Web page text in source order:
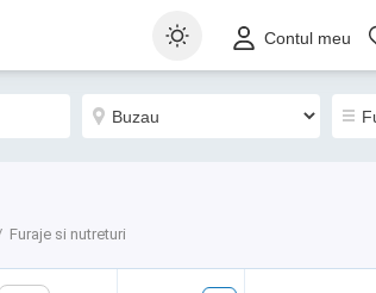
Contul meu
Furaje si nutreturi
Sortează